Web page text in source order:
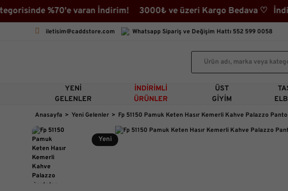
%70'e varan İndirim! 3000₺ ve üzeri Kargo Bedava ♡
iletisim@caddstore.com Whatsapp Sipariş ve Değişim Hattı 552 599 0058
YENI
GELENLER
İNDIRIMLI
ÜRÜNLER
ÜST
GIYIM
Anasayfa Yeni Gelenler Fp 51150 Pamuk Keten Hasır Kemerli Kahve Palazzo
Yeni